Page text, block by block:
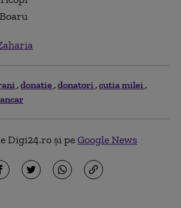
donatie donatori cutia milei
Digi24.ro și peGoogle News